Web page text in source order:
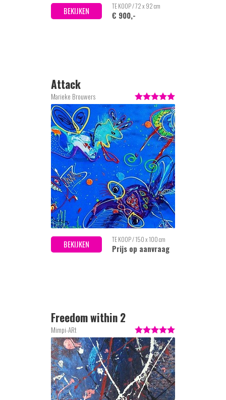
BEKIJKEN TE KOOP / 72 x 92 cm
€ 900,-
Attack
Marieke Brouwers
BEKIJKEN TE KOOP / 150 x 100 cm
Prijs op aanvraag
Freedom within 2
Mimpi-ARt